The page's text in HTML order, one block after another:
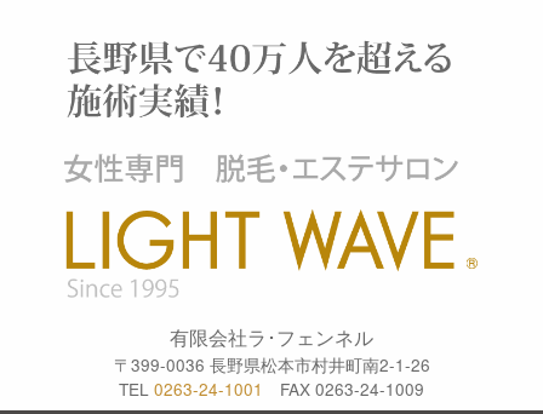
有限会社ラ･フェンネル
〒399-0036 長野県松本市村井町南2-1-26
TEL 0263-24-1001 FAX 0263-24-1009